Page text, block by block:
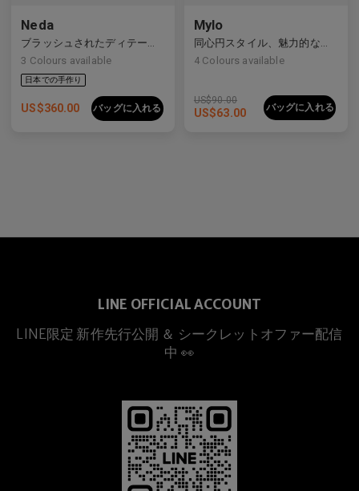
Neda
3 Colours available
US$360.00 バッグに入れる
Mylo
4 Colours available
US$90.00
US$63.00 バッグに入れる
LINE OFFICIAL ACCOUNT
LINE限定 新作先行公開 ＆ シークレットオファー配信
中 👀